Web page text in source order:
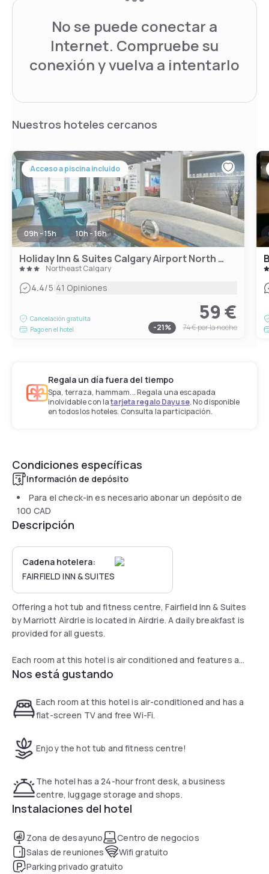
No se puede conectar a
Internet. Compruebe su
conexión y vuelva a intentarlo
Nuestros hoteles cercanos
Acceso a piscina incluido
09h - 15h 10h - 16h
Holiday Inn & Suites Calgary Airport North by IHG
Northeast Calgary
4.4/5|41 Opiniones
Cancelación gratuita
Pago en el hotel
59 €
-21% 74 €por la noche
Regala un día fuera del tiempo
Spa, terraza, hammam... Regala una escapada
inolvidable con latarjeta regalo Dayuse. No disponible
en todos los hoteles. Consulta la participación.
Condiciones específicas
Información de depósito
Para el check-in es necesario abonar un depósito de
100 CAD
Descripción
Cadena hotelera:
FAIRFIELD INN & SUITES
Offering a hot tub and fitness centre, Fairfield Inn & Suites
by Marriott Airdrie is located in Airdrie. A daily breakfast is
provided for all guests.
Each room at this hotel is air conditioned and features a
flat-screen TV. Some rooms include a seating area to relax
Days Inn & Suites Airdrie features free WiFi throughout the
property.
There is a 24-hour front desk, a business centre, luggage
storage space and shops at the property.
CrossIron Mills is 11 km from Days Inn & Suites Airdrie, while
CrossIron Mill is 2.1 km away. The nearest airport is Calgary
International Airport, 19 km from the property.
Nos está gustando
Each room at this hotel is air-conditioned and has a
flat-screen TV and free Wi-Fi.
Enjoy the hot tub and fitness centre!
The hotel has a 24-hour front desk, a business
centre, luggage storage and shops.
Instalaciones del hotel
Zona de desayuno
Centro de negocios
Salas de reuniones
Wifi gratuito
Parking privado gratuito